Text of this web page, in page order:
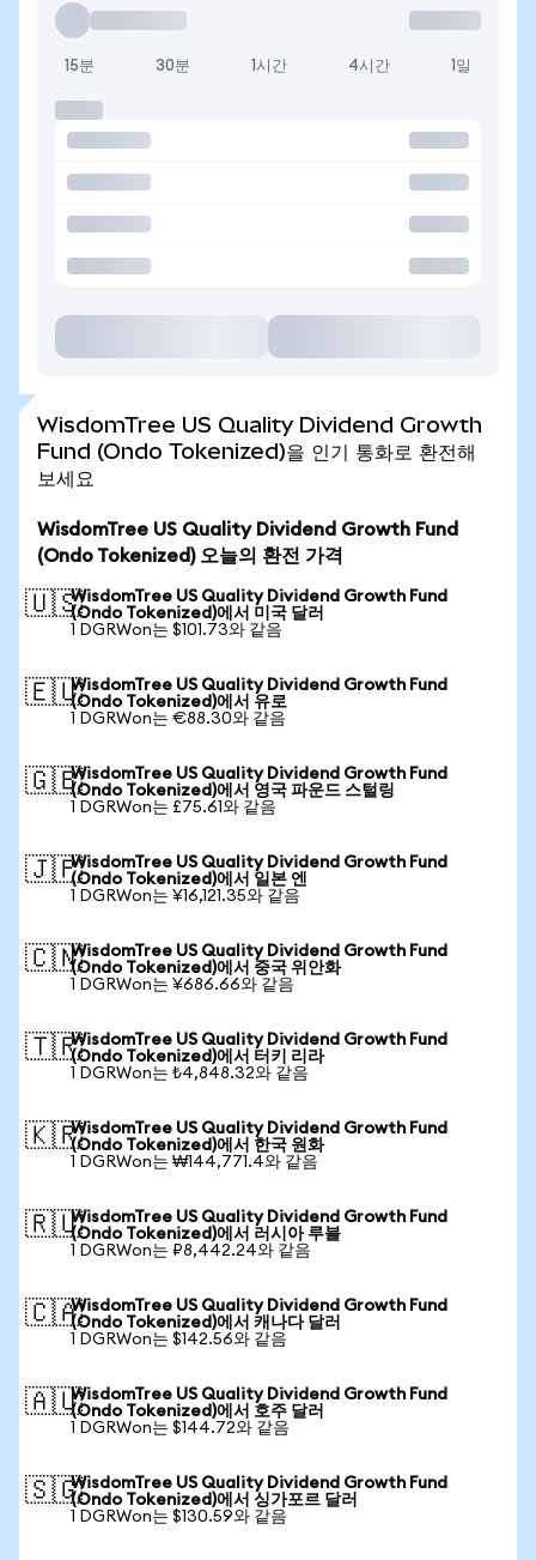
15분 30분 1시간 4시간 1일
WisdomTree US Quality Dividend Growth
Fund (Ondo Tokenized)을 인기 통화로 환전해
보세요
WisdomTree US Quality Dividend Growth Fund
(Ondo Tokenized) 오늘의 환전 가격
🇺🇸WisdomTree US Quality Dividend Growth Fund
(Ondo Tokenized)에서 미국 달러
1 DGRWon는 $101.73와 같음
🇪🇺WisdomTree US Quality Dividend Growth Fund
(Ondo Tokenized)에서 유로
1 DGRWon는 €88.30와 같음
🇬🇧WisdomTree US Quality Dividend Growth Fund
(Ondo Tokenized)에서 영국 파운드 스털링
1 DGRWon는 £75.61와 같음
🇯🇵WisdomTree US Quality Dividend Growth Fund
(Ondo Tokenized)에서 일본 엔
1 DGRWon는 ¥16,121.35와 같음
🇨🇳WisdomTree US Quality Dividend Growth Fund
(Ondo Tokenized)에서 중국 위안화
1 DGRWon는 ¥686.66와 같음
🇹🇷WisdomTree US Quality Dividend Growth Fund
(Ondo Tokenized)에서 터키 리라
1 DGRWon는 ₺4,848.32와 같음
🇰🇷WisdomTree US Quality Dividend Growth Fund
(Ondo Tokenized)에서 한국 원화
1 DGRWon는 ₩144,771.4와 같음
🇷🇺WisdomTree US Quality Dividend Growth Fund
(Ondo Tokenized)에서 러시아 루블
1 DGRWon는 ₽8,442.24와 같음
🇨🇦WisdomTree US Quality Dividend Growth Fund
(Ondo Tokenized)에서 캐나다 달러
1 DGRWon는 $142.56와 같음
🇦🇺WisdomTree US Quality Dividend Growth Fund
(Ondo Tokenized)에서 호주 달러
1 DGRWon는 $144.72와 같음
🇸🇬WisdomTree US Quality Dividend Growth Fund
(Ondo Tokenized)에서 싱가포르 달러
1 DGRWon는 $130.59와 같음